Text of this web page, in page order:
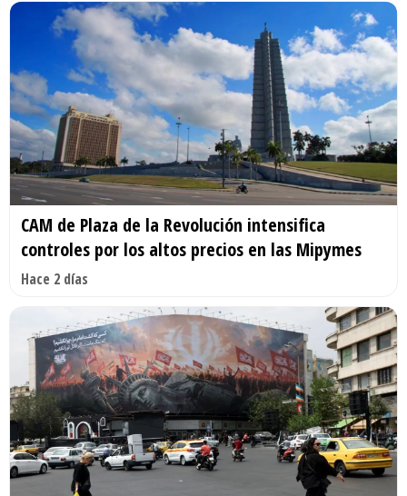
CAM de Plaza de la Revolución intensifica
controles por los altos precios en las Mipymes
Hace 2 días